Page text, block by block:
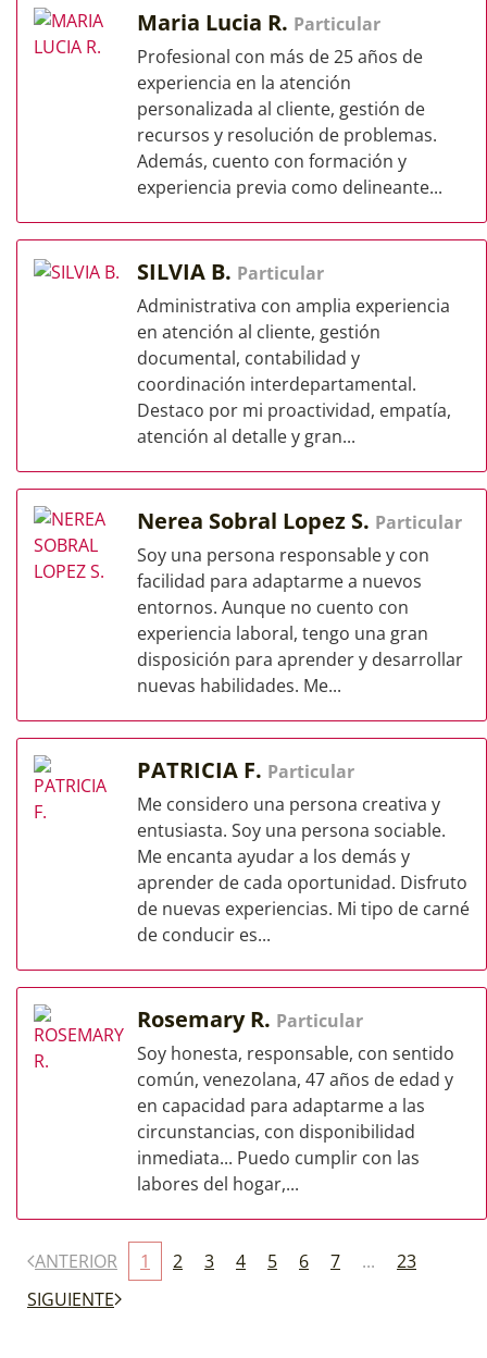
Maria Lucia R. Particular
Profesional con más de 25 años de
experiencia en la atención
personalizada al cliente, gestión de
recursos y resolución de problemas.
Además, cuento con formación y
experiencia previa como delineante...
SILVIA B. Particular
Administrativa con amplia experiencia
en atención al cliente, gestión
documental, contabilidad y
coordinación interdepartamental.
Destaco por mi proactividad, empatía,
atención al detalle y gran...
Nerea Sobral Lopez S. Particular
Soy una persona responsable y con
facilidad para adaptarme a nuevos
entornos. Aunque no cuento con
experiencia laboral, tengo una gran
disposición para aprender y desarrollar
nuevas habilidades. Me...
PATRICIA F. Particular
Me considero una persona creativa y
entusiasta. Soy una persona sociable.
Me encanta ayudar a los demás y
aprender de cada oportunidad. Disfruto
de nuevas experiencias. Mi tipo de carné
de conducir es...
Rosemary R. Particular
Soy honesta, responsable, con sentido
común, venezolana, 47 años de edad y
en capacidad para adaptarme a las
circunstancias, con disponibilidad
inmediata... Puedo cumplir con las
labores del hogar,...
ANTERIOR 1 2 3 4 5 6 7 ...
23
SIGUIENTE